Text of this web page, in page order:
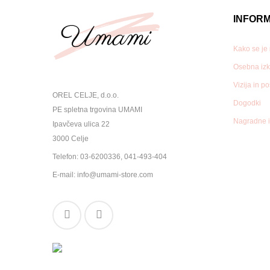
OREL CELJE, d.o.o.
PE spletna trgovina UMAMI
Ipavčeva ulica 22
3000 Celje
Telefon: 03-6200336 041-493-404
E-mail: info@umami-store.com
Kako se je
Osebna
Vizija in
Dogodki
Nagradne